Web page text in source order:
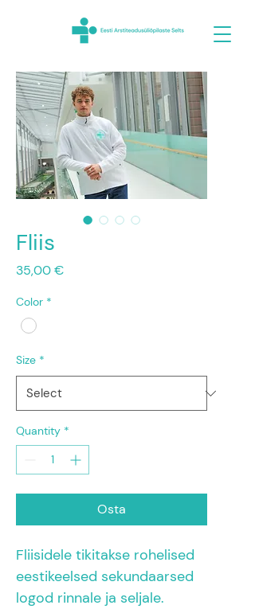
Fliis
35,00 €Price
Color *
Size *
Quantity *
Osta
Fliisidele tikitakse rohelised
eestikeelsed sekundaarsed
logod rinnale ja seljale.